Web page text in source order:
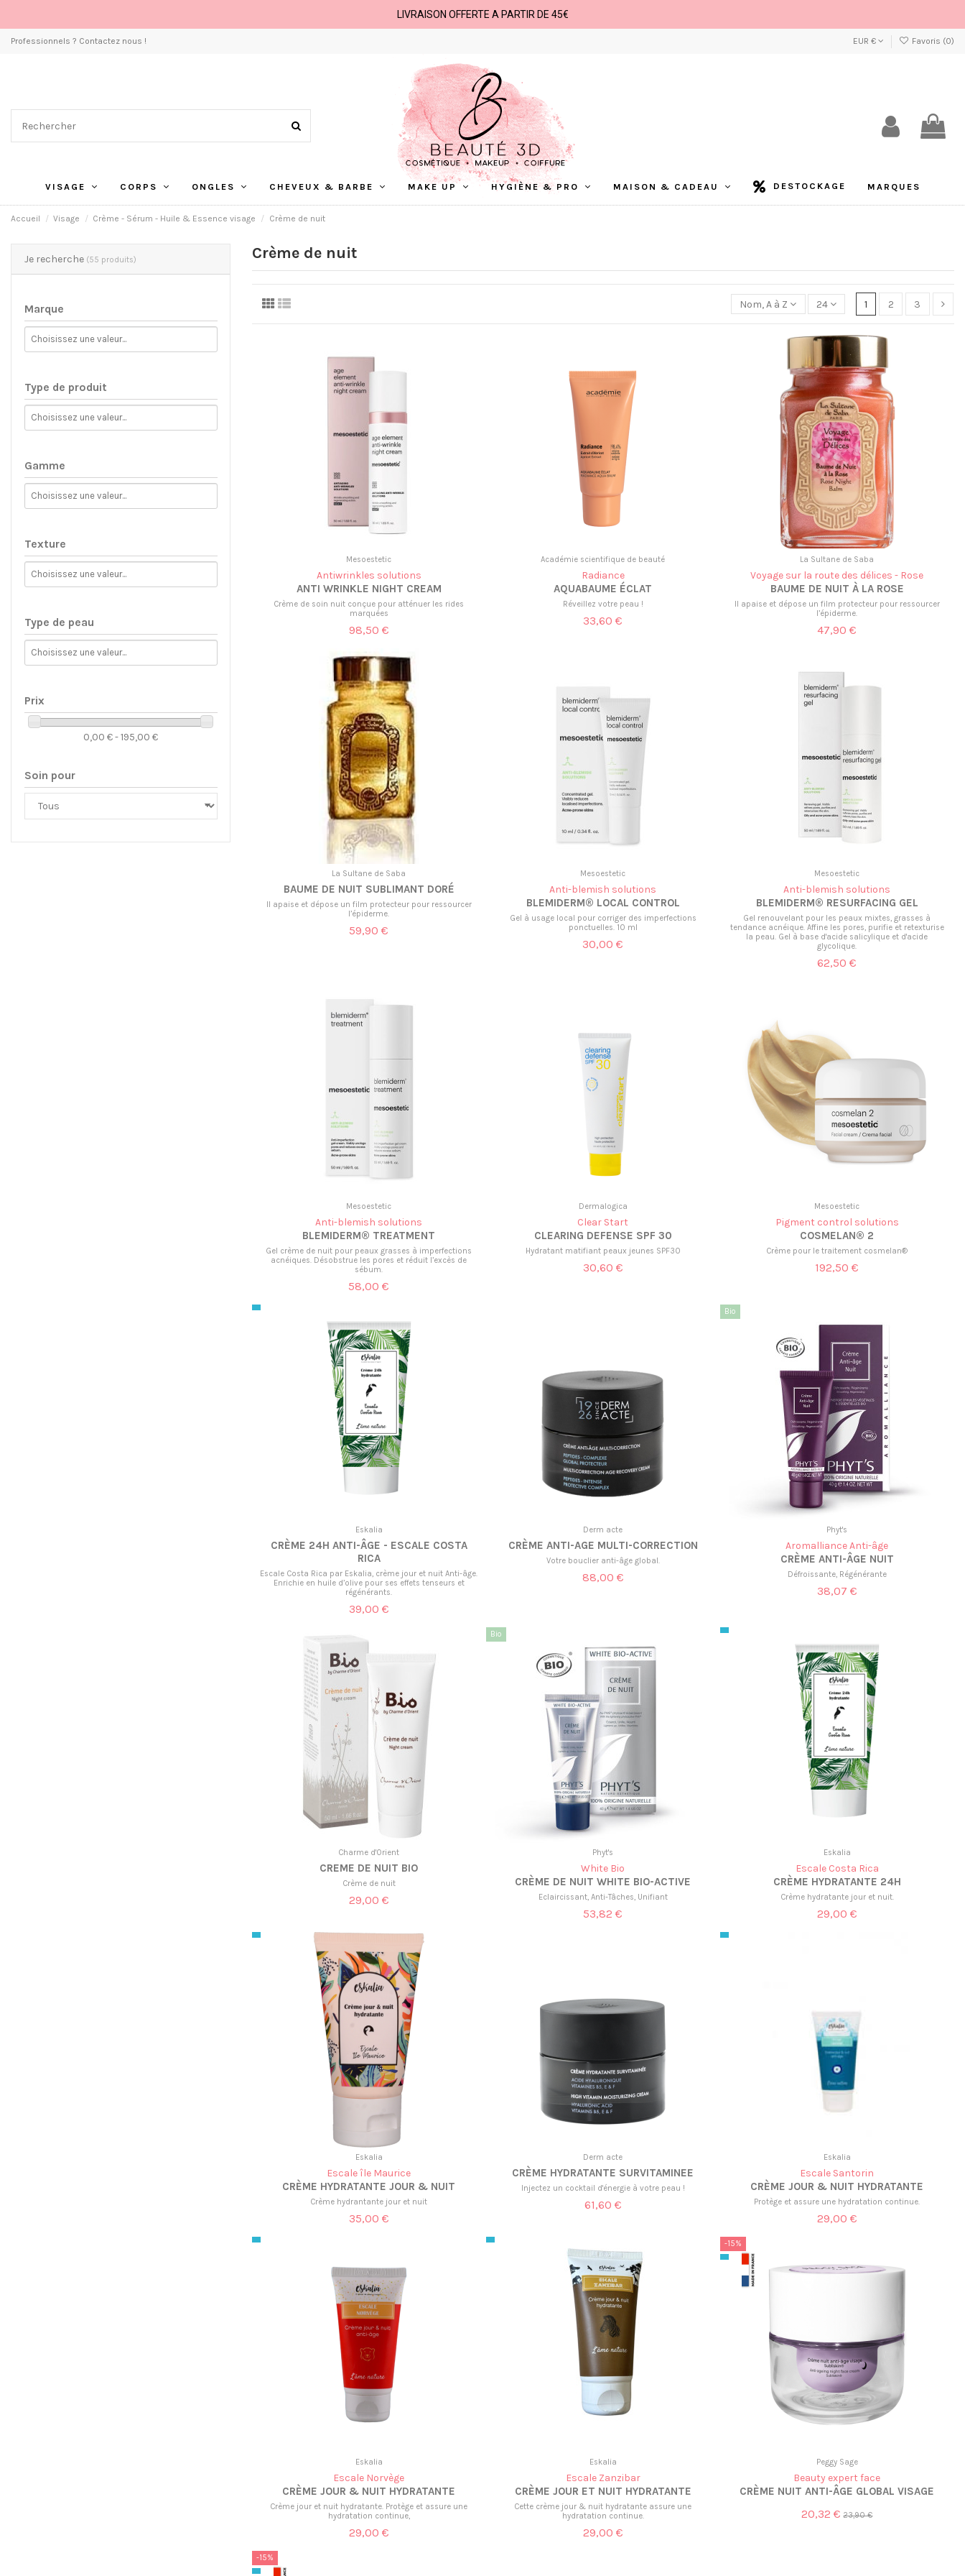
LIVRAISON OFFERTE A PARTIR DE 45€
Professionnels ? Contactez nous ! EUR € Favoris (0)
VISAGE CORPS ONGLES CHEVEUX & BARBE MAKE UP HYGIÈNE & PRO MAISON & CADEAU DESTOCKAGE MARQUES
Accueil Visage Crème - Sérum - Huile & Essence visage Crème de nuit
Crème de nuit
Nom, A à Z 24 1 2 3
Mesoestetic
Antiwrinkles solutions
ANTI WRINKLE NIGHT CREAM
Crème de soin nuit conçue pour atténuer les rides
marquées
98,50 €
Académie scientifique de beauté
Radiance
AQUABAUME ÉCLAT
Réveillez votre peau !
33,60 €
La Sultane de Saba
Voyage sur la route des délices - Rose
BAUME DE NUIT À LA ROSE
Il apaise et dépose un film protecteur pour ressourcer
l’épiderme.
47,90 €
La Sultane de Saba
BAUME DE NUIT SUBLIMANT DORÉ
Il apaise et dépose un film protecteur pour ressourcer
l’épiderme.
59,90 €
Mesoestetic
Anti-blemish solutions
BLEMIDERM® LOCAL CONTROL
Gel à usage local pour corriger des imperfections
ponctuelles. 10 ml
30,00 €
Mesoestetic
Anti-blemish solutions
BLEMIDERM® RESURFACING GEL
Gel renouvelant pour les peaux mixtes, grasses à
tendance acnéique. Affine les pores, purifie et retexturise
la peau. Gel à base d'acide salicylique et d'acide
glycolique.
62,50 €
Mesoestetic
Anti-blemish solutions
BLEMIDERM® TREATMENT
Gel crème de nuit pour peaux grasses à imperfections
acnéiques. Désobstrue les pores et réduit l’excès de
sébum.
58,00 €
Dermalogica
Clear Start
CLEARING DEFENSE SPF 30
Hydratant matifiant peaux jeunes SPF30
30,60 €
Mesoestetic
Pigment control solutions
COSMELAN® 2
Crème pour le traitement cosmelan®
192,50 €
Eskalia
CRÈME 24H ANTI-ÂGE - ESCALE COSTA
RICA
Escale Costa Rica par Eskalia, crème jour et nuit Anti-âge.
Enrichie en huile d’olive pour ses effets tenseurs et
régénérants.
39,00 €
Derm acte
CRÈME ANTI-AGE MULTI-CORRECTION
Votre bouclier anti-âge global.
88,00 €
Bio
Phyt's
Aromalliance Anti-âge
CRÈME ANTI-ÂGE NUIT
Défroissante, Régénérante
38,07 €
Charme d'Orient
CREME DE NUIT BIO
Crème de nuit
29,00 €
Bio
Phyt's
White Bio
CRÈME DE NUIT WHITE BIO-ACTIVE
Eclaircissant, Anti-Tâches, Unifiant
53,82 €
Eskalia
Escale Costa Rica
CRÈME HYDRATANTE 24H
Crème hydratante jour et nuit.
29,00 €
Eskalia
Escale île Maurice
CRÈME HYDRATANTE JOUR & NUIT
Crème hydrantante jour et nuit
35,00 €
Derm acte
CRÈME HYDRATANTE SURVITAMINEE
Injectez un cocktail d'énergie à votre peau !
61,60 €
Eskalia
Escale Santorin
CRÈME JOUR & NUIT HYDRATANTE
Protège et assure une hydratation continue.
29,00 €
Eskalia
Escale Norvège
CRÈME JOUR & NUIT HYDRATANTE
Crème jour et nuit hydratante. Protège et assure une
hydratation continue,
29,00 €
Eskalia
Escale Zanzibar
CRÈME JOUR ET NUIT HYDRATANTE
Cette crème jour & nuit hydratante assure une
hydratation continue.
29,00 €
-15%
Peggy Sage
Beauty expert face
CRÈME NUIT ANTI-ÂGE GLOBAL VISAGE
20,32 € 23,90 €
-15%
Je recherche (55 produits)
Marque
Type de produit
Gamme
Texture
Type de peau
Prix
0,00 € - 195,00 €
Soin pour